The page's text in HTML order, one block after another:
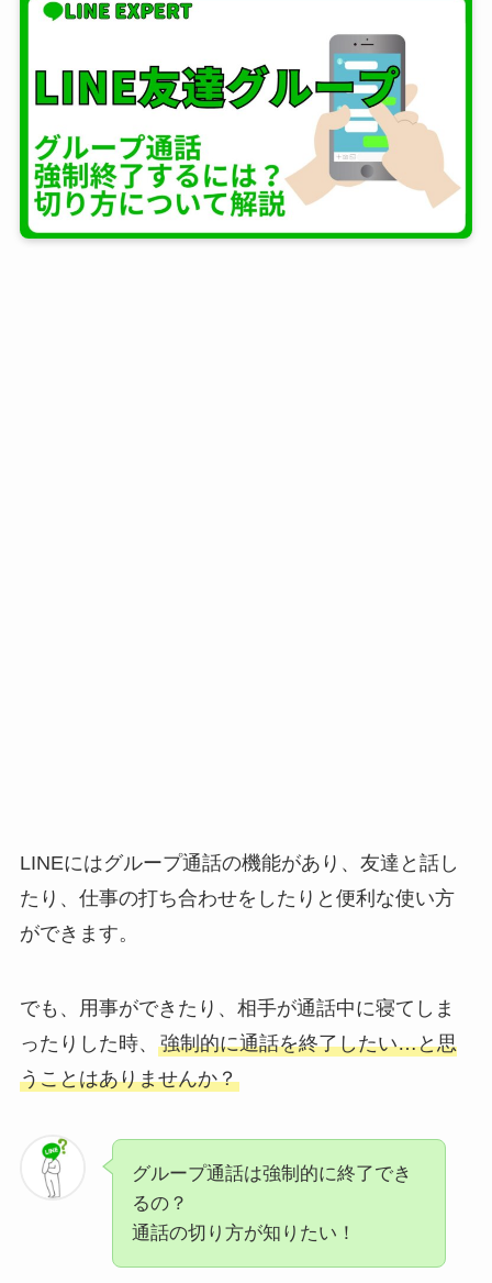
LINEにはグループ通話の機能があり、友達と話し
たり、仕事の打ち合わせをしたりと便利な使い方
ができます。
でも、用事ができたり、相手が通話中に寝てしま
ったりした時、 強制的に通話を終了したい…と思
うことはありませんか？
グループ通話は強制的に終了でき
るの？
通話の切り方が知りたい！